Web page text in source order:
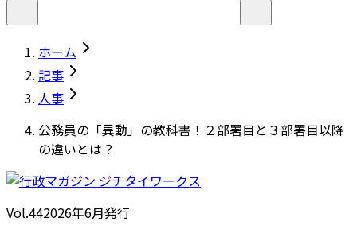
ホーム
記事
人事
公務員の「異動」の教科書！２部署目と３部署目以降
の違いとは？
Vol.442026年6月発行